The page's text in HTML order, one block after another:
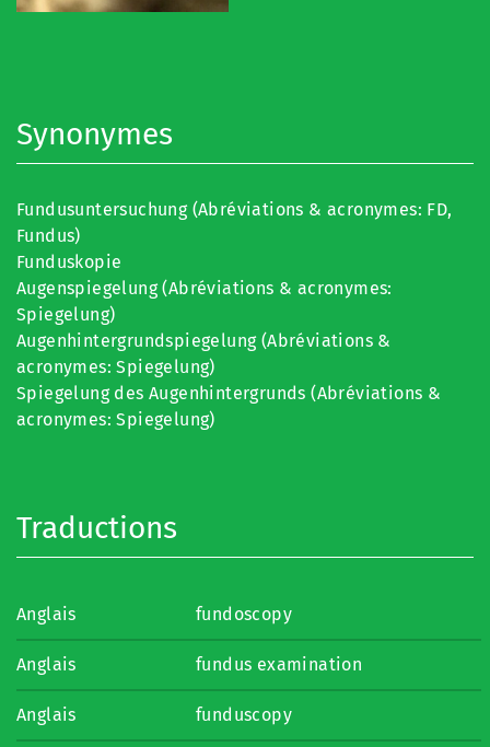
Synonymes
Fundusuntersuchung (Abréviations & acronymes: FD,
Fundus)
Funduskopie
Augenspiegelung (Abréviations & acronymes:
Spiegelung)
Augenhintergrundspiegelung (Abréviations &
acronymes: Spiegelung)
Spiegelung des Augenhintergrunds (Abréviations &
acronymes: Spiegelung)
Traductions
Anglais fundoscopy
Anglais fundus examination
Anglais funduscopy